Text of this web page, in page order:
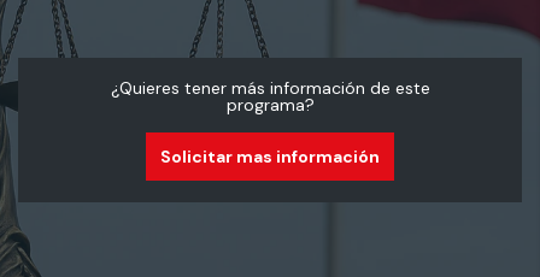
¿Quieres tener más información de este
programa?
Solicitar mas información